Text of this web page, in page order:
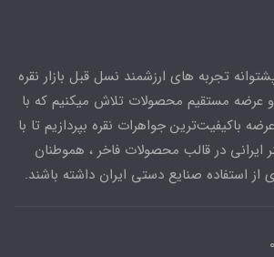
تجربه های ارزشمند نسل قبل بازار نقره
و عرضه مستقیم محصولات تلاش میکنیم که با
باکیفیت‌ترین جواهرات نقره بپردازیم تا با
ایرانی در قالب محصولات فاخر ، هموطنان
استفاده صنایع دستی ایران داشته باشند.